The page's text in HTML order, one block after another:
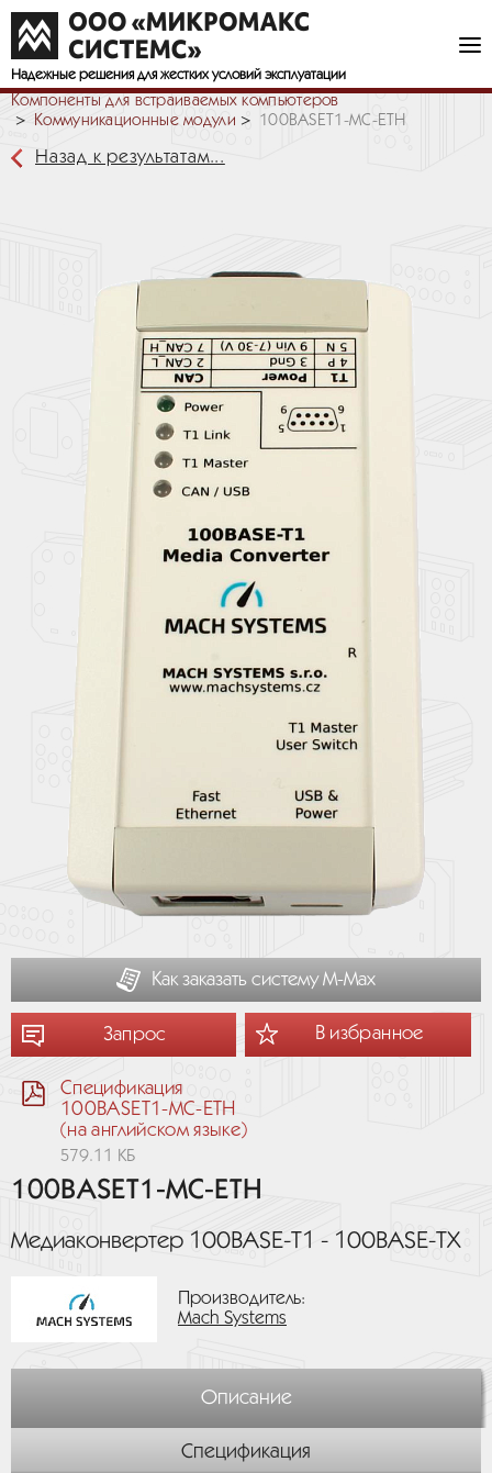
Надежные решения для жестких условий эксплуатации
Компоненты для встраиваемых компьютеров
Коммуникационные модули
100BASET1-MC-ETH
Назад к результатам...
Как заказать систему М-Мах
Запрос В избранное
Спецификация
100BASET1-MC-ETH
(на английском языке)
579.11 КБ
100BASET1-MC-ETH
Медиаконвертер 100BASE-T1 - 100BASE-TX
Производитель:
Mach Systems
Описание
Спецификация